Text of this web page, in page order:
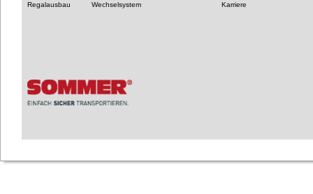
Regalausbau
Wechselsystem
Karriere